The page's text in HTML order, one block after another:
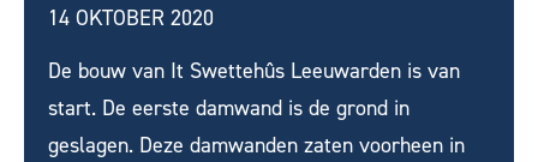
14 OKTOBER 2020
De bouw van It Swettehûs Leeuwarden is van
start. De eerste damwand is de grond in
geslagen. Deze damwanden zaten voorheen in